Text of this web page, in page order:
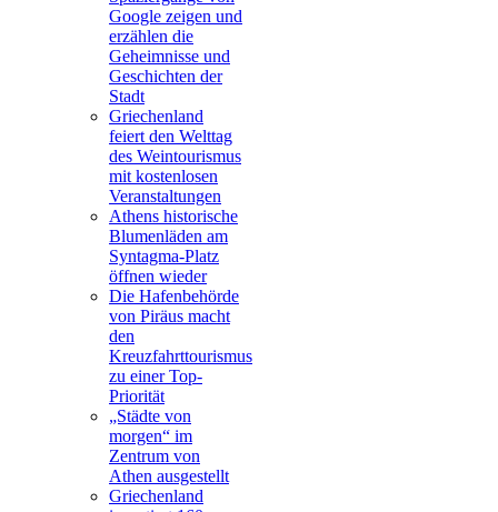
Google zeigen und
erzählen die
Geheimnisse und
Geschichten der
Stadt
Griechenland
feiert den Welttag
des Weintourismus
mit kostenlosen
Veranstaltungen
Athens historische
Blumenläden am
Syntagma-Platz
öffnen wieder
Die Hafenbehörde
von Piräus macht
den
Kreuzfahrttourismus
zu einer Top-
Priorität
„Städte von
morgen“ im
Zentrum von
Athen ausgestellt
Griechenland